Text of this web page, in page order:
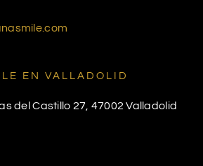
EN VALLADOLID
del Castillo 27, 47002 Valladolid